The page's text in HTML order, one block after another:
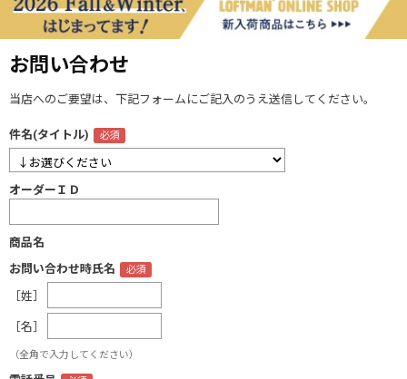
お問い合わせ
当店へのご要望は、下記フォームにご記入のうえ送信してください。
件名(タイトル)
オーダーＩＤ
商品名
お問い合わせ時氏名
［姓］
［名］
（全角で入力してください）